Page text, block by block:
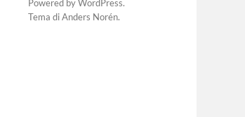
Powered byWordPress.
Tema diAnders Norén.